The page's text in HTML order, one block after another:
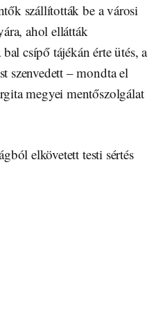
szállították be a városi
ahol ellátták
csípő tájékán érte ütés, a
szenvedett – mondta el
megyei mentőszolgálat
elkövetett testi sértés